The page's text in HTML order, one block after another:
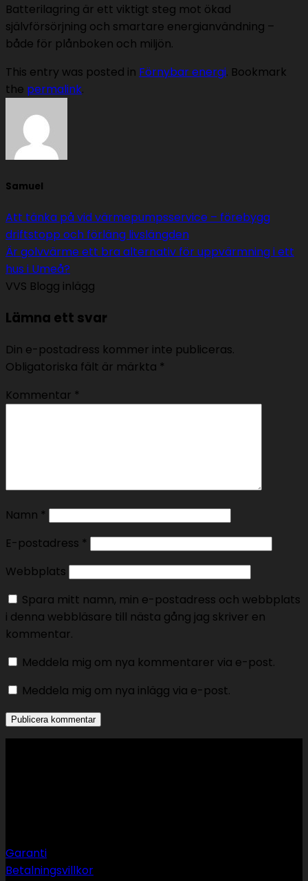
Batterilagring är ett viktigt steg mot ökad
självförsörjning och smartare energianvändning –
både för plånboken och miljön.
This entry was posted in Förnybar energi. Bookmark
the permalink.
Samuel
Att tänka på vid värmepumpsservice – förebygg
driftstopp och förläng livslängden
Är golvvärme ett bra alternativ för uppvärmning i ett
hus i Umeå?
VVS Blogg inlägg
Lämna ett svar
Din e-postadress kommer inte publiceras.
Obligatoriska fält är märkta *
Kommentar *
Namn *
E-postadress *
Webbplats
Spara mitt namn, min e-postadress och webbplats
i denna webbläsare till nästa gång jag skriver en
kommentar.
Meddela mig om nya kommentarer via e-post.
Meddela mig om nya inlägg via e-post.
Garanti
Betalningsvillkor